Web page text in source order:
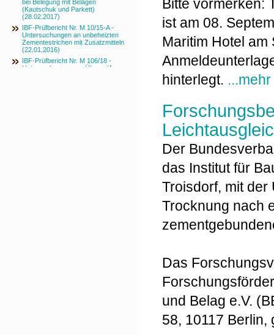
bei Belegung mit Belägen
(Kautschuk und Parkett)
(28.02.2017)
IBF-Prüfbericht Nr. M 10/15-A -
Untersuchungen an unbeheizten
Zementestrichen mit Zusatzmitteln
(22.01.2016)
IBF-Prüfbericht Nr. M 106/18 -
Untersuchungen zur Überprüfung
Bitte vormerken:
ist am 08.
Maritim Hotel
hinterlegt. ...mehr
Der
das Institut für
Troisdorf, mit
Trocknung nach
Das
und Belag e.V.
58, 10117 Berlin,